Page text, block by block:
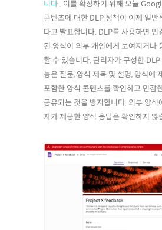
니다. 이를 확장하기 위해 오늘
콘텐츠에 대한 DLP 정책이 이제 일반
다고 발표합니다. DLP를 사용하면 민
된 양식이 외부 개인에게 보여지거나
할 수 있습니다. 관리자가 구성한 DLP
능은 질문, 양식 제목 및 설명, 양식에
포함한 양식 콘텐츠를 확인하고 민감
공유되는 것을 방지합니다. 외부 양식
자가 제공한 양식 응답은 확인하지 않